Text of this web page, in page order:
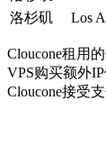
洛杉矶
Los
Cloucone租用
VPS购买额外
Cloucone接受